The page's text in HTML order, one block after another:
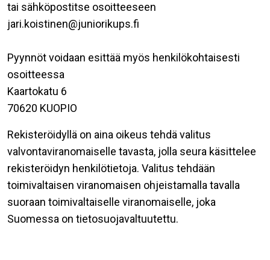
tai sähköpostitse osoitteeseen
jari.koistinen@juniorikups.fi
Pyynnöt voidaan esittää myös henkilökohtaisesti
osoitteessa
Kaartokatu 6
70620 KUOPIO
Rekisteröidyllä on aina oikeus tehdä valitus
valvontaviranomaiselle tavasta, jolla seura käsittelee
rekisteröidyn henkilötietoja. Valitus tehdään
toimivaltaisen viranomaisen ohjeistamalla tavalla
suoraan toimivaltaiselle viranomaiselle, joka
Suomessa on tietosuojavaltuutettu.